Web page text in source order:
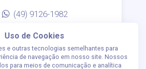
(49) 9126-1982
contato@nexen.com.br
Machado, 509 - D - 4º
andar
Uso de Cookies
e outras tecnologias semelhantes para
de navegação em nosso site. Nossos
para meios de comunicação e analítica